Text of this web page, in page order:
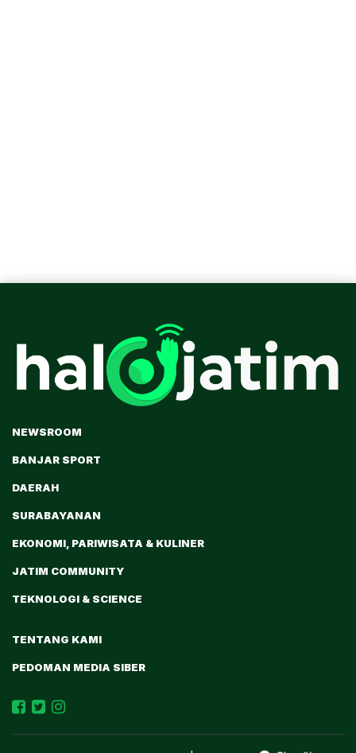
NEWSROOM
BANJAR SPORT
DAERAH
SURABAYANAN
EKONOMI, PARIWISATA & KULINER
JATIM COMMUNITY
TEKNOLOGI & SCIENCE
TENTANG KAMI
PEDOMAN MEDIA SIBER